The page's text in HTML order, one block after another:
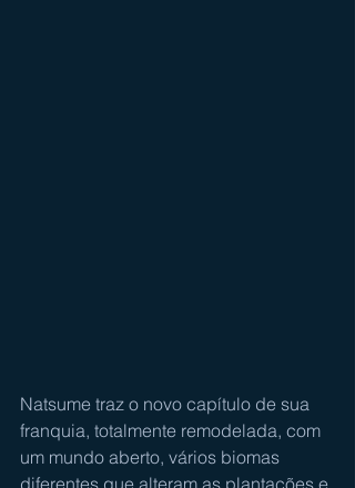
Natsume traz o novo capítulo de sua
franquia, totalmente remodelada, com
um mundo aberto, vários biomas